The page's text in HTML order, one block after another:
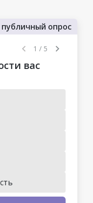
публичный опрос
1 / 5
вас